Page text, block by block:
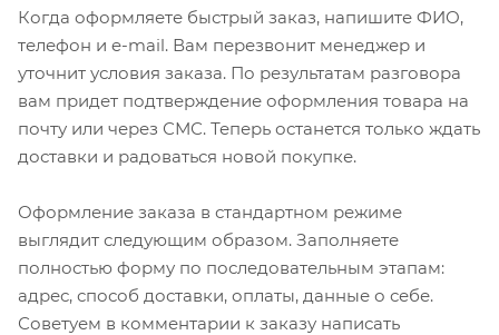
Когда оформляете быстрый заказ, напишите ФИО,
телефон и e-mail. Вам перезвонит менеджер и
уточнит условия заказа. По результатам разговора
вам придет подтверждение оформления товара на
почту или через СМС. Теперь останется только ждать
доставки и радоваться новой покупке.
Оформление заказа в стандартном режиме
выглядит следующим образом. Заполняете
полностью форму по последовательным этапам:
адрес, способ доставки, оплаты, данные о себе.
Советуем в комментарии к заказу написать